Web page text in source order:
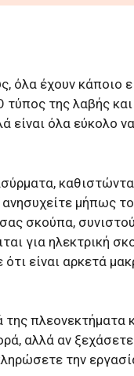
όλα έχουν κάποιο
τύπος της λαβής και
είναι όλα εύκολο
μήπως
σκούπα,
για ηλεκτρική
είναι αρκετά
της πλεονεκτήματα
αλλά αν
την